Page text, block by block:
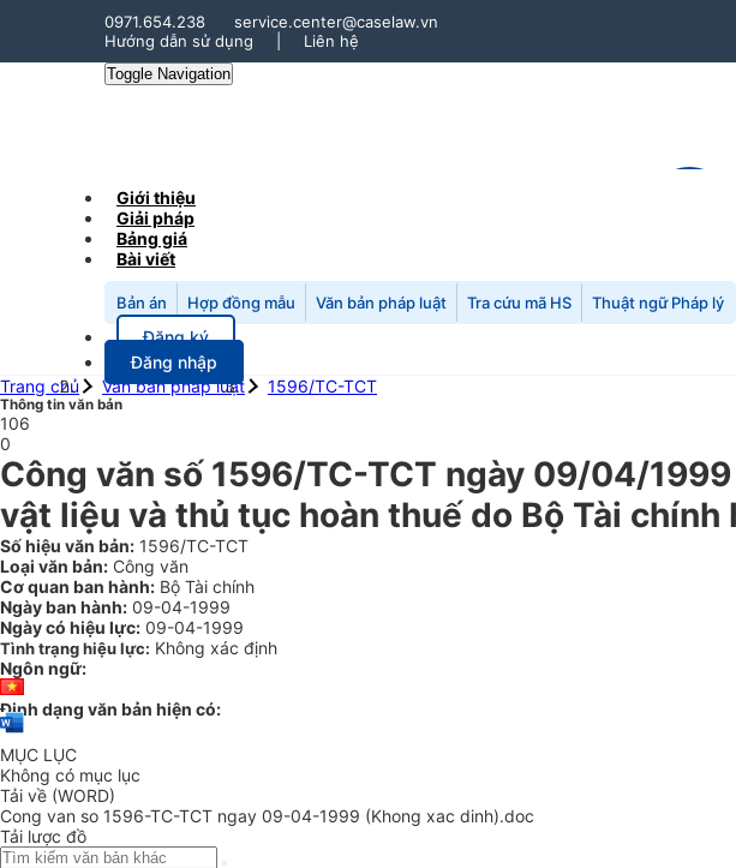
0971.654.238
service.center@caselaw.vn
Hướng dẫn sử dụng
Liên hệ
Toggle Navigation
Giới thiệu
Giải pháp
Bảng giá
Bài viết
Bản án Hợp đồng mẫu Văn bản pháp luật Tra cứu mã HS Thuật ngữ Pháp lý
Đăng ký
Đăng nhập
Trang chủ
Văn bản pháp luật 1596/TC-TCT
Thông tin văn bản
106
0
Công văn số 1596/TC-TCT ngày 09/04/
vật liệu và thủ tục hoàn thuế do Bộ Tài
Số hiệu văn bản: 1596/TC-TCT
Loại văn bản: Công văn
Cơ quan ban hành: Bộ Tài chính
Ngày ban hành: 09-04-1999
Ngày có hiệu lực: 09-04-1999
Tình trạng hiệu lực: Không xác định
Ngôn ngữ:
Định dạng văn bản hiện có:
MỤC LỤC
Không có mục lục
Tải về (WORD)
Cong van so 1596-TC-TCT ngay 09-04-1999 (Khong xac dinh).doc
Tải lược đồ